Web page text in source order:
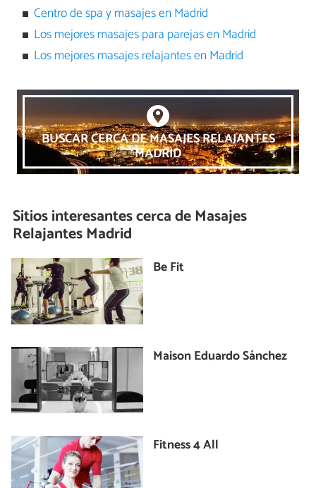
Centro de spa y masajes en Madrid
Los mejores masajes para parejas en Madrid
Los mejores masajes relajantes en Madrid
BUSCAR CERCA DE MASAJES RELAJANTES
MADRID
Sitios interesantes cerca deMasajes
Relajantes Madrid
Be Fit
Maison Eduardo Sánchez
Fitness 4 All